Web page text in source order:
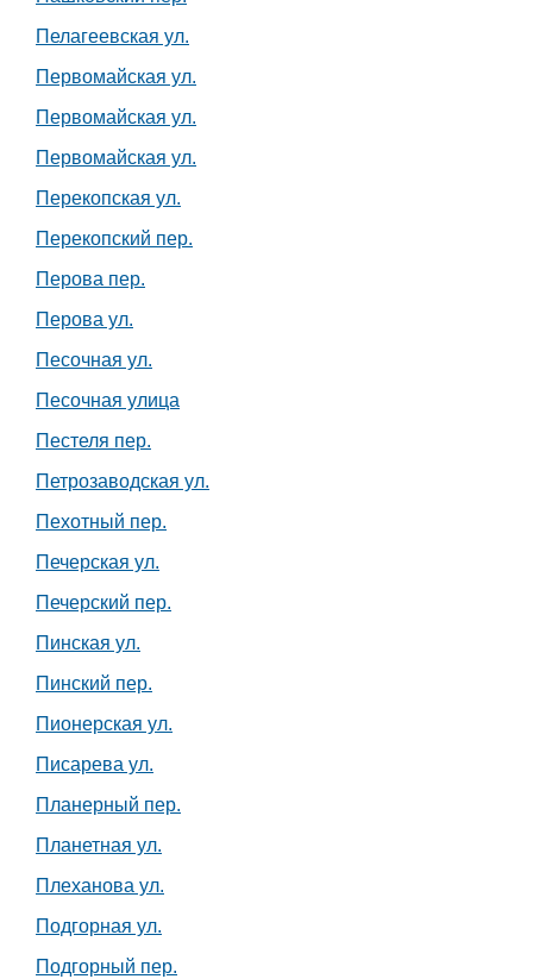
Пелагеевская ул.
Первомайская ул.
Первомайская ул.
Первомайская ул.
Перекопская ул.
Перекопский пер.
Перова пер.
Перова ул.
Песочная ул.
Песочная улица
Пестеля пер.
Петрозаводская ул.
Пехотный пер.
Печерская ул.
Печерский пер.
Пинская ул.
Пинский пер.
Пионерская ул.
Писарева ул.
Планерный пер.
Планетная ул.
Плеханова ул.
Подгорная ул.
Подгорный пер.